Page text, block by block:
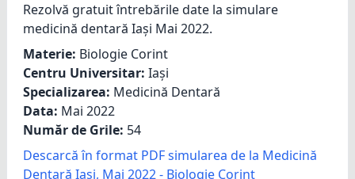
Rezolvă gratuit întrebările date la simulare
medicină dentară Iași Mai 2022.
Materie: Biologie Corint
Centru Universitar: Iași
Specializarea: Medicină Dentară
Data: Mai 2022
Număr de Grile: 54
Descarcă în format PDF simularea de la Medicină
Dentară Iași, Mai 2022 - Biologie Corint